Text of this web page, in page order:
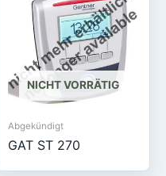
NICHT VORRÄTIG
Abgekündigt
GAT ST 270